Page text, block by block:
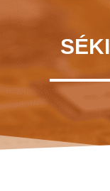
SÉKI